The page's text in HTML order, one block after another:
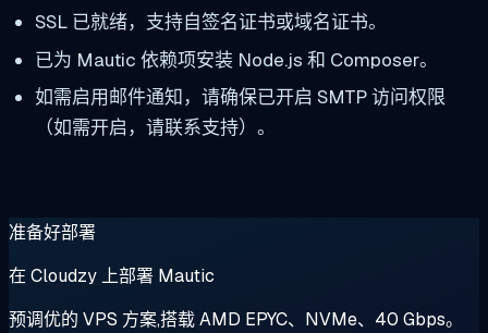
SSL 已就绪，支持自签名证书或域名证书。
已为 Mautic 依赖项安装 Node.js 和 Composer。
如需启用邮件通知，请确保已开启 SMTP 访问权限
（如需开启，请联系支持）。
准备好部署
在 Cloudzy 上部署 Mautic
预调优的 VPS 方案,搭载 AMD EPYC、NVMe、40 Gbps。